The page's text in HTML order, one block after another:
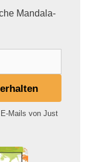
Mandala-
Mails von Just